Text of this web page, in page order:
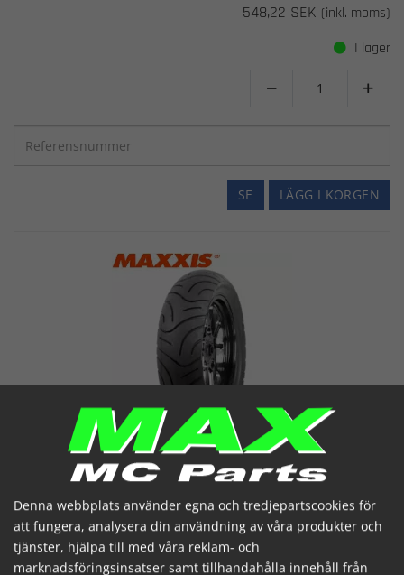
548,22 SEK (inkl. moms)
I lager
 
LÄGG I KORGEN
SE
M6029 SCOOTER DÆK F/R M-6029
Artikelnummer: 62621575
600,26 SEK (inkl. moms)
Denna webbplats använder egna och tredjepartscookies för
att fungera, analysera din användning av våra produkter och
tjänster, hjälpa till med våra reklam- och
marknadsföringsinsatser samt tillhandahålla innehåll från